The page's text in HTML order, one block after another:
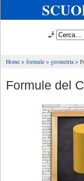
🧞
Home formule geometria
Formule del